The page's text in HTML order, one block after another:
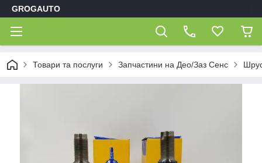
GROGAUTO
Товари та послуги Запчастини на Део/Заз Сенс